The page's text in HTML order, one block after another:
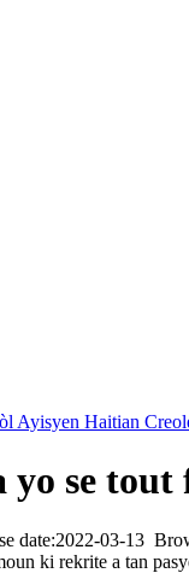
Ayisyen Haitian
yo se tout
date:2022-03-13
ki rekrite a tan